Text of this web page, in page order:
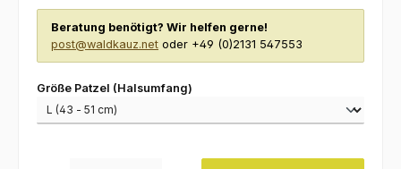
Beratung benötigt? Wir helfen gerne!
post@waldkauz.net oder +49 (0)2131 547553
Größe Patzel (Halsumfang)